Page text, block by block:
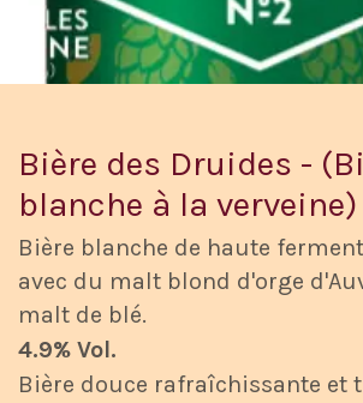
Bière des Druides -
blanche à la verveine)
Bière blanche de haute
avec du malt blond d'orge
malt de blé.
4.9% Vol.
Bière douce rafraîchissante et